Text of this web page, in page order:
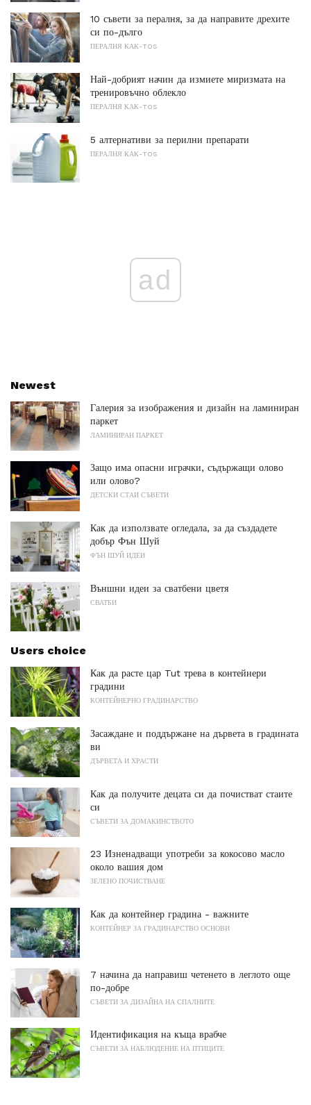
10 съвети за пералня, за да направите дрехите
си по-дълго
ПЕРАЛНЯ КАК-TOS
Най-добрият начин да измиете миризмата на
тренировъчно облекло
ПЕРАЛНЯ КАК-TOS
5 алтернативи за перилни препарати
ПЕРАЛНЯ КАК-TOS
ad
Newest
Галерия за изображения и дизайн на ламиниран
паркет
ЛАМИНИРАН ПАРКЕТ
Защо има опасни играчки, съдържащи олово
или олово?
ДЕТСКИ СТАИ СЪВЕТИ
Как да използвате огледала, за да създадете
добър Фън Шуй
ФЪН ШУЙ ИДЕИ
Външни идеи за сватбени цветя
СВАТБИ
Users choice
Как да расте цар Tut трева в контейнери
градини
КОНТЕЙНЕРНО ГРАДИНАРСТВО
Засаждане и поддържане на дървета в градината
ви
ДЪРВЕТА И ХРАСТИ
Как да получите децата си да почистват стаите
си
СЪВЕТИ ЗА ДОМАКИНСТВОТО
23 Изненадващи употреби за кокосово масло
около вашия дом
ЗЕЛЕНО ПОЧИСТВАНЕ
Как да контейнер градина - важните
КОНТЕЙНЕР ЗА ГРАДИНАРСТВО ОСНОВИ
7 начина да направиш четенето в леглото още
по-добре
СЪВЕТИ ЗА ДИЗАЙНА НА СПАЛНИТЕ
Идентификация на къща врабче
СЪВЕТИ ЗА НАБЛЮДЕНИЕ НА ПТИЦИТЕ